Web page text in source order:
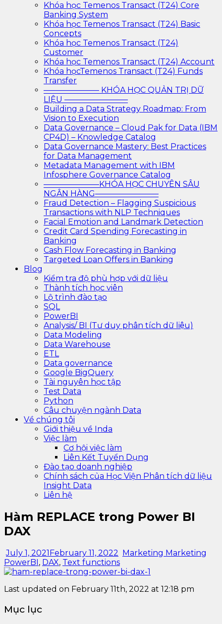
Khóa học Temenos Transact (T24) Core
Banking System
Khóa học Temenos Transact (T24) Basic
Concepts
Khóa học Temenos Transact (T24)
Customer
Khóa học Temenos Transact (T24) Account
Khóa họcTemenos Transact (T24) Funds
Transfer
——————— KHÓA HỌC QUẢN TRỊ DỮ
LIỆU ————————
Building a Data Strategy Roadmap: From
Vision to Execution
Data Governance – Cloud Pak for Data (IBM
CP4D) – Knowledge Catalog
Data Governance Mastery: Best Practices
for Data Management
Metadata Management with IBM
Infosphere Governance Catalog
———————KHÓA HỌC CHUYÊN SÂU
NGÂN HÀNG————————
Fraud Detection – Flagging Suspicious
Transactions with NLP Techniques
Facial Emotion and Landmark Detection
Credit Card Spending Forecasting in
Banking
Cash Flow Forecasting in Banking
Targeted Loan Offers in Banking
Blog
Kiểm tra độ phù hợp với dữ liệu
Thành tích học viên
Lộ trình đào tạo
SQL
PowerBI
Analysis/ BI (Tư duy phân tích dữ liệu)
Data Modeling
Data Warehouse
ETL
Data governance
Google BigQuery
Tài nguyên học tập
Test Data
Python
Câu chuyện ngành Data
Về chúng tôi
Giới thiệu về Inda
Việc làm
Cơ hội việc làm
Liên Kết Tuyển Dụng
Đào tạo doanh nghiệp
Chính sách của Học Viện Phân tích dữ liệu
Insight Data
Liên hệ
Hàm REPLACE trong Power BI
DAX
July 1, 2021February 11, 2022 Marketing Marketing
PowerBI, DAX, Text functions
Last updated on February 11th, 2022 at 12:18 pm
Mục lục